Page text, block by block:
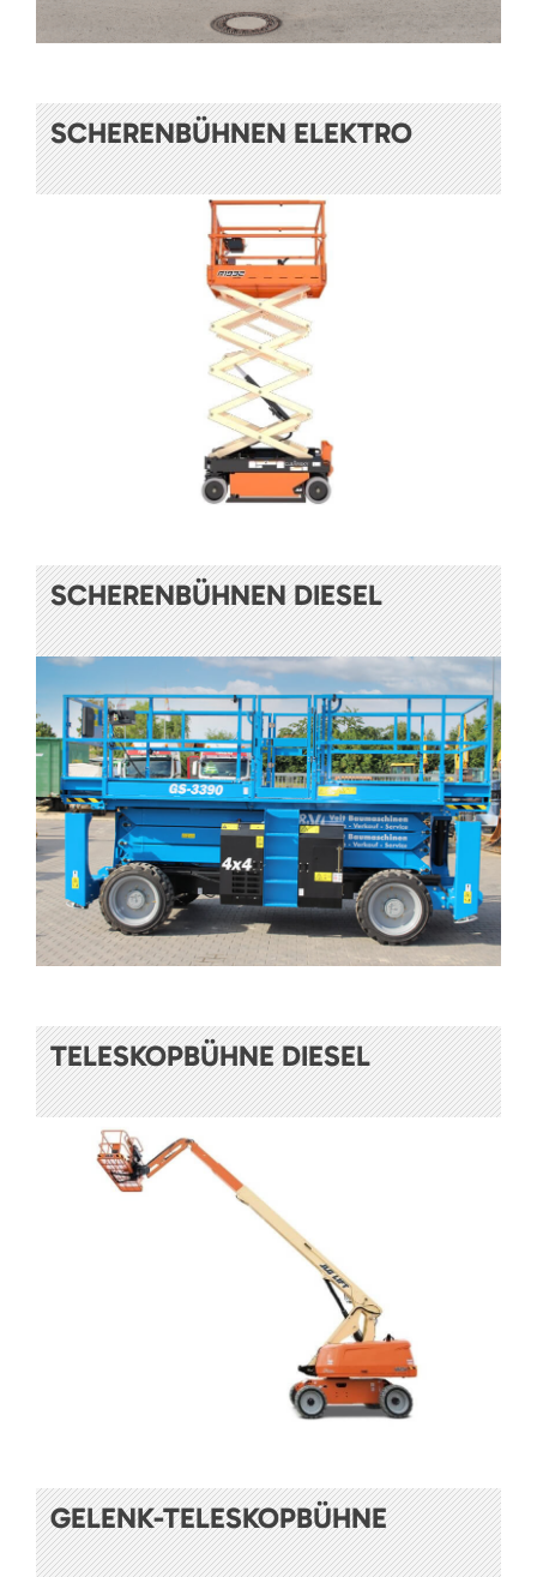
SCHERENBÜHNEN ELEKTRO
SCHERENBÜHNEN DIESEL
TELESKOPBÜHNE DIESEL
GELENK-TELESKOPBÜHNE